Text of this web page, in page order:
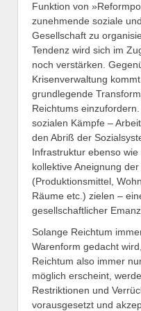
Funktion von
zunehmende soziale
Gesellschaft zu
Tendenz wird sich im
noch verstärken.
Krisenverwaltung
grundlegende
Reichtums
sozialen Kämpfe –
den Abriß der
Infrastruktur ebenso wie
kollektive Aneignung
(Produktionsmittel,
Räume etc.) zielen –
gesellschaftlicher
Solange Reichtum
Warenform gedacht
Reichtum also immer
möglich erscheint,
Restriktionen und
vorausgesetzt und